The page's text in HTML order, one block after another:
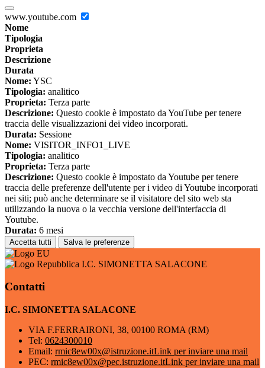
www.youtube.com
Nome
Tipologia
Proprieta
Descrizione
Durata
Nome: YSC
Tipologia: analitico
Proprieta: Terza parte
Descrizione: Questo cookie è impostato da YouTube per tenere
traccia delle visualizzazioni dei video incorporati.
Durata: Sessione
Nome: VISITOR_INFO1_LIVE
Tipologia: analitico
Proprieta: Terza parte
Descrizione: Questo cookie è impostato da Youtube per tenere
traccia delle preferenze dell'utente per i video di Youtube incorporati
nei siti; può anche determinare se il visitatore del sito web sta
utilizzando la nuova o la vecchia versione dell'interfaccia di
Youtube.
Durata: 6 mesi
Accetta tutti Salva le preferenze
I.C. SIMONETTA SALACONE
Contatti
I.C. SIMONETTA SALACONE
VIA F.FERRAIRONI, 38, 00100 ROMA (RM)
Tel: 0624300010
Email: rmic8ew00x@istruzione.itLink per inviare una mail
PEC: rmic8ew00x@pec.istruzione.itLink per inviare una mail